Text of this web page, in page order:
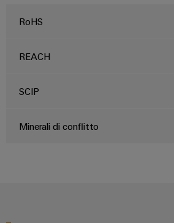
sicurezza
RoHS
REACH
SCIP
Minerali di conflitto